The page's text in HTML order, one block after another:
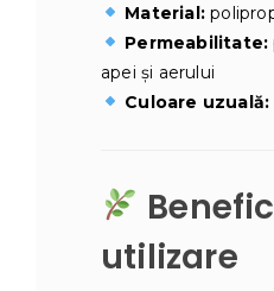
Material:
Permeabilitate:
apei și aerului
Culoare uzuală:
utilizare